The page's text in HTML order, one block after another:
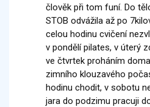
člověk při tom funí. Do
STOB odvážila až po
celou hodinu cvičení
v pondělí pilates, v úterý
ve čtvrtek proháním
zimního klouzavého
hodinu chodit, v sobotu
jara do podzimu pracuji